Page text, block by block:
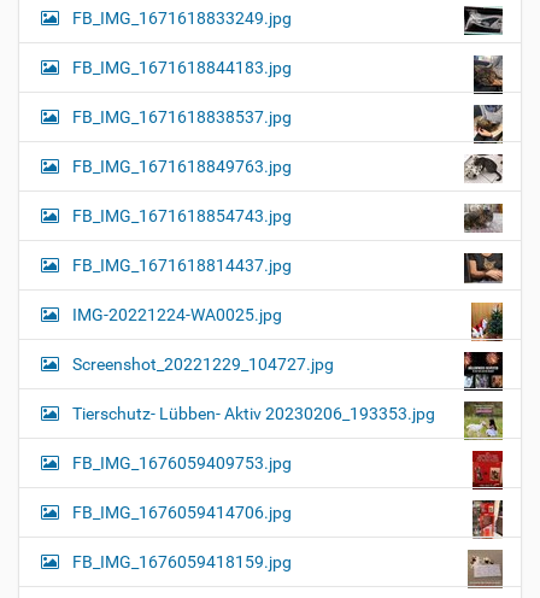
FB_IMG_1671618833249.jpg
FB_IMG_1671618844183.jpg
FB_IMG_1671618838537.jpg
FB_IMG_1671618849763.jpg
FB_IMG_1671618854743.jpg
FB_IMG_1671618814437.jpg
IMG-20221224-WA0025.jpg
Screenshot_20221229_104727.jpg
Tierschutz- Lübben- Aktiv 20230206_193353.jpg
FB_IMG_1676059409753.jpg
FB_IMG_1676059414706.jpg
FB_IMG_1676059418159.jpg